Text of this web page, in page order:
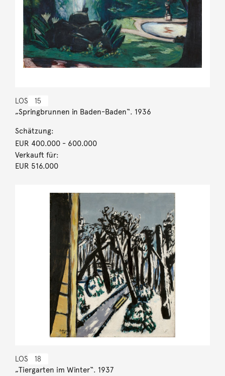
LOS 15
„Springbrunnen in Baden-Baden“. 1936
Schätzung:
EUR 400.000- 600.000
Verkauft für:
EUR 516.000
LOS 18
„Tiergarten im Winter“. 1937